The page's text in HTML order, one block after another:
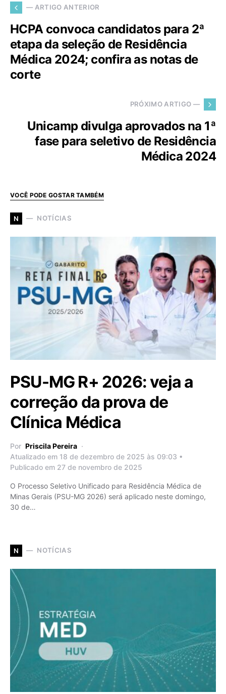
— ARTIGO ANTERIOR
HCPA convoca candidatos para 2ª
etapa da seleção de Residência
Médica 2024; confira as notas de
corte
PRÓXIMO ARTIGO —
Unicamp divulga aprovados na 1ª
fase para seletivo de Residência
Médica 2024
VOCÊ PODE GOSTAR TAMBÉM
N NOTÍCIAS
PSU-MG R+ 2026: veja a
correção da prova de
Clínica Médica
Por Priscila Pereira
Atualizado em 18 de dezembro de 2025 às 09:03 •
Publicado em 27 de novembro de 2025
O Processo Seletivo Unificado para Residência Médica de
Minas Gerais (PSU-MG 2026) será aplicado neste domingo,
30 de…
N NOTÍCIAS